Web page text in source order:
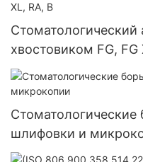
хвостовиком FG, FG
шлифовки и